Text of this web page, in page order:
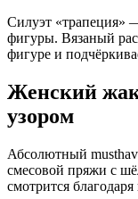
Силуэт
фигуры. Вязаный
фигуре и
Женский
узором
Абсолютный
смесовой пряжи с
смотрится